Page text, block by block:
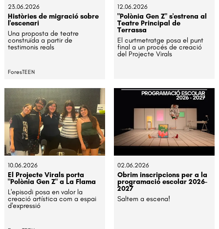
23.06.2026
Històries de migració sobre
l'escenari
Una proposta de teatre
construïda a partir de
testimonis reals
ForesTEEN
12.06.2026
"Polònia Gen Z" s'estrena al
Teatre Principal de
Terrassa
El curtmetratge posa el punt
final a un procés de creació
del Projecte Virals
10.06.2026
El Projecte Virals porta
"Polònia Gen Z" a La Flama
L'episodi posa en valor la
creació artística com a espai
d'expressió
02.06.2026
Obrim inscripcions per a la
programació escolar 2026-
2027
Saltem a escena!